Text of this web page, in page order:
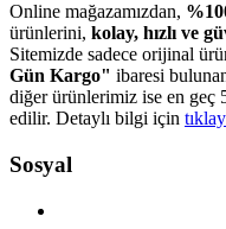
Online mağazamızdan,
ürünlerini, kolay, hızlı ve
Sitemizde sadece orijinal
Gün Kargo" ibaresi
diğer ürünlerimiz ise en geç
edilir. Detaylı bilgi için
Sosyal